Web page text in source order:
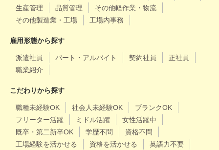
生産管理
品質管理
その他軽作業・物流
その他製造業・工場
工場内事務
雇用形態から探す
派遣社員 パート・アルバイト 契約社員
正社員
職業紹介
こだわりから探す
職種未経験OK 社会人未経験OK
ブランクOK
フリーター活躍
ミドル活躍
女性活躍中
既卒・第二新卒OK
学歴不問
資格不問
工場経験を活かせる
資格を活かせる
英語力不要